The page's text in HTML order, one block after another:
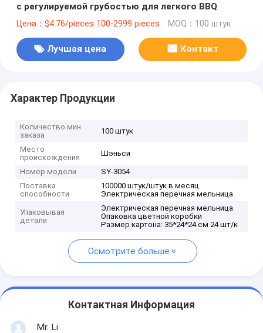
с регулируемой грубостью для легкого BBQ
Цена：$4.76/pieces 100-2999 pieces MOQ：100 штук
Лучшая цена Контакт
Характер Продукции
Количество мин
заказа
100 штук
Место
происхождения
Шэньси
Номер модели
SY-3054
Поставка
способности
100000 штук/штук в месяц
Электрическая перечная мельница
Упаковывая
детали
Электрическая перечная мельница
Опаковка цветной коробки
Размер картона: 35*24*24 см 24 шт/к
Осмотрите больше
Контактная Информация
Mr. Li